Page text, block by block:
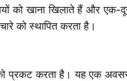
को खाना खिलाते हैं और एक-
को स्थापित करता है।
को प्रकट करता है। यह एक